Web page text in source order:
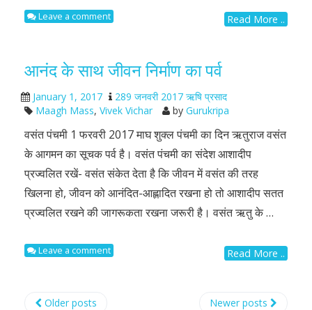
Read More ..
Leave a comment
आनंद के साथ जीवन निर्माण का पर्व
January 1, 2017
289 जनवरी 2017 ऋषि प्रसाद
Maagh Mass, Vivek Vichar by Gurukripa
वसंत पंचमी 1 फरवरी 2017 माघ शुक्ल पंचमी का दिन ऋतुराज वसंत
के आगमन का सूचक पर्व है। वसंत पंचमी का संदेश आशादीप
प्रज्वलित रखें- वसंत संकेत देता है कि जीवन में वसंत की तरह
खिलना हो, जीवन को आनंदित-आह्लादित रखना हो तो आशादीप सतत
प्रज्वलित रखने की जागरूकता रखना जरूरी है। वसंत ऋतु के …
Read More ..
Leave a comment
Older posts Newer posts